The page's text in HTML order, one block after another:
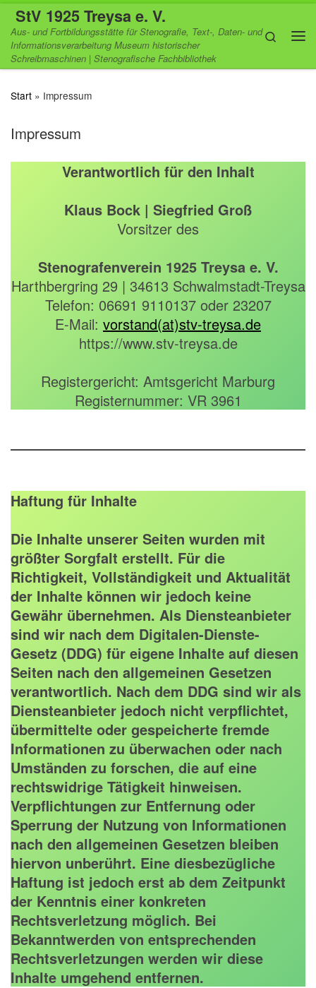
Zum Inhalt springen
StV 1925 Treysa e. V.
Aus- und Fortbildungsstätte für Stenografie, Text-, Daten- und
Informationsverarbeitung Museum historischer
Schreibmaschinen | Stenografische Fachbibliothek
Search
Start » Impressum
Impressum
Verantwortlich für den Inhalt
Klaus Bock | Siegfried Groß
Vorsitzer des
Stenografenverein 1925 Treysa e. V.
Harthbergring 29 | 34613 Schwalmstadt-Treysa
Telefon: 06691 9110137 oder 23207
E-Mail: vorstand(at)stv-treysa.de
https://www.stv-treysa.de
Registergericht: Amtsgericht Marburg
Registernummer: VR 3961
Haftung für Inhalte
Die Inhalte unserer Seiten wurden mit
größter Sorgfalt erstellt. Für die
Richtigkeit, Vollständigkeit und Aktualität
der Inhalte können wir jedoch keine
Gewähr übernehmen. Als Diensteanbieter
sind wir nach dem Digitalen-Dienste-
Gesetz (DDG) für eigene Inhalte auf diesen
Seiten nach den allgemeinen Gesetzen
verantwortlich. Nach dem DDG sind wir als
Diensteanbieter jedoch nicht verpflichtet,
übermittelte oder gespeicherte fremde
Informationen zu überwachen oder nach
Umständen zu forschen, die auf eine
rechtswidrige Tätigkeit hinweisen.
Verpflichtungen zur Entfernung oder
Sperrung der Nutzung von Informationen
nach den allgemeinen Gesetzen bleiben
hiervon unberührt. Eine diesbezügliche
Haftung ist jedoch erst ab dem Zeitpunkt
der Kenntnis einer konkreten
Rechtsverletzung möglich. Bei
Bekanntwerden von entsprechenden
Rechtsverletzungen werden wir diese
Inhalte umgehend entfernen.